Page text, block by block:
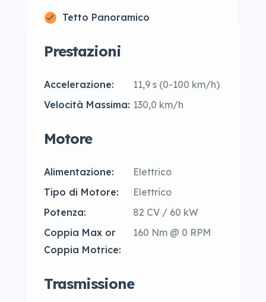
Tetto Panoramico
Prestazioni
Accelerazione:
11,9 s (0-100 km/h)
Velocità Massima: 130,0 km/h
Motore
Alimentazione:
Elettrico
Tipo di Motore:
Elettrico
Potenza:
82 CV / 60 kW
Coppia Max or
Coppia Motrice:
160 Nm @ 0 RPM
Trasmissione